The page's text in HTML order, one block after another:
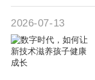
2026-07-13